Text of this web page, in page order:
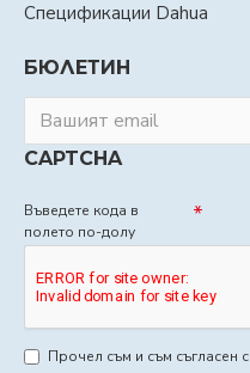
Спецификации Dahua
БЮЛЕТИН
CAPTCHA
Въведете кода в
полето по-долу
Прочел съм и съм съгласен с